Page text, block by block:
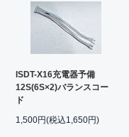
ISDT-X16充電器予備
12S(6S×2)バランスコー
ド
1,500円(税込1,650円)